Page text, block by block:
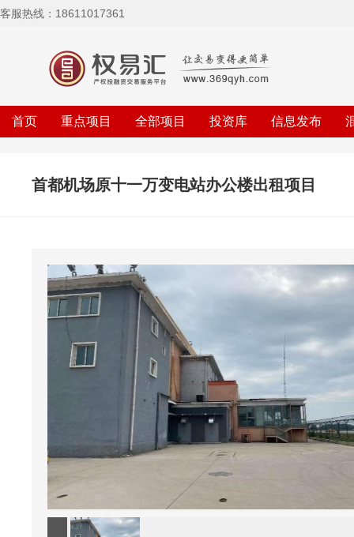
客服热线：18611017361
首页 重点项目 全部项目 投资库 信息发布
首都机场原十一万变电站办公楼出租项目